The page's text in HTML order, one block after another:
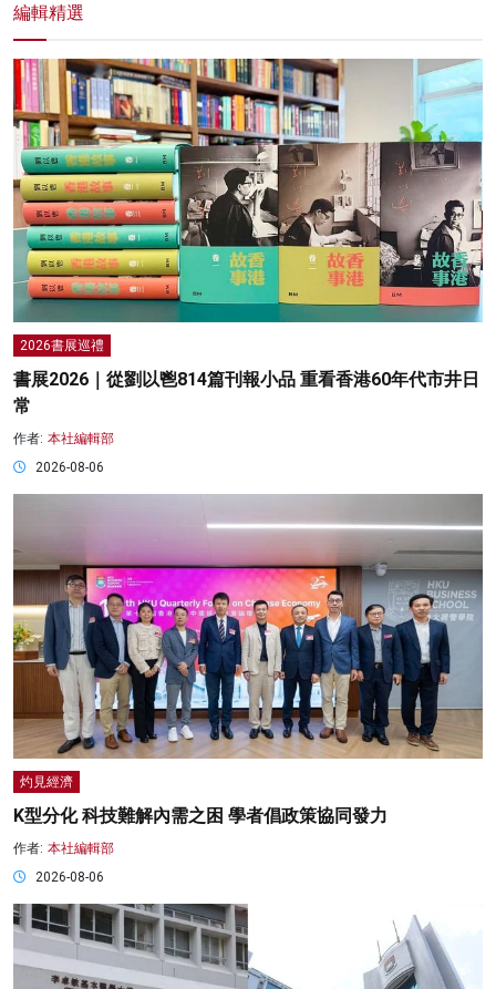
編輯精選
2026書展巡禮
書展2026｜從劉以鬯814篇刊報小品 重看香港60年代市井日
常
作者: 本社編輯部
2026-08-06
灼見經濟
K型分化 科技難解內需之困 學者倡政策協同發力
作者: 本社編輯部
2026-08-06